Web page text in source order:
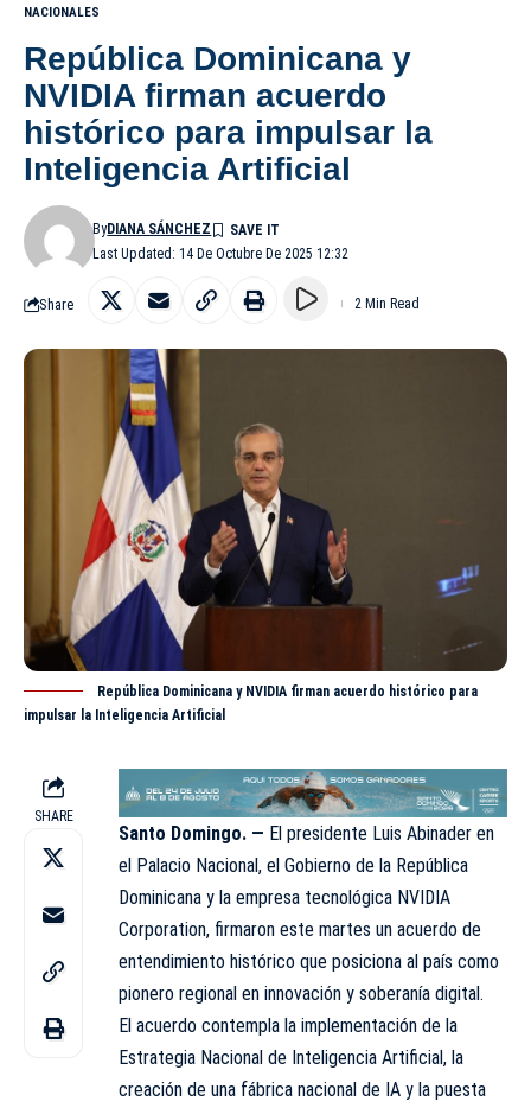
NACIONALES
República Dominicana y
NVIDIA firman acuerdo
histórico para impulsar la
Inteligencia Artificial
Last Updated: 14 De Octubre De 2025 12:32
ByDIANA SÁNCHEZ
Share 2 Min Read
República Dominicana y NVIDIA firman acuerdo histórico para
impulsar la Inteligencia Artificial
SHARE
Santo Domingo. — El presidente Luis Abinader en
el Palacio Nacional, el Gobierno de la República
Dominicana y la empresa tecnológica NVIDIA
Corporation, firmaron este martes un acuerdo de
entendimiento histórico que posiciona al país como
pionero regional en innovación y soberanía digital.
El acuerdo contempla la implementación de la
Estrategia Nacional de Inteligencia Artificial, la
creación de una fábrica nacional de IA y la puesta